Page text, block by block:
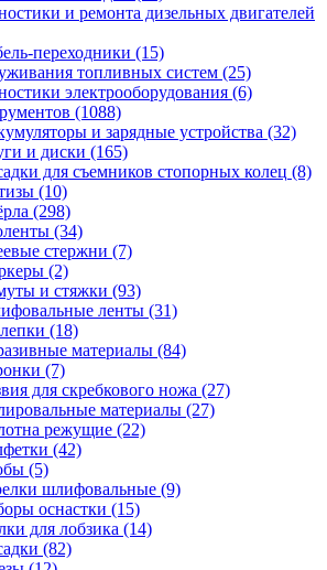
и ремонта дизельных двигателей
переходники (15)
топливных систем (25)
электрооборудования (6)
(1088)
и зарядные устройства (32)
и диски (165)
для съемников стопорных колец (8)
(10)
(298)
(34)
стержни (7)
(2)
и стяжки (93)
ленты (31)
(18)
материалы (84)
(7)
для скребкового ножа (27)
материалы (27)
режущие (22)
(42)
(5)
шлифовальные (9)
оснастки (15)
для лобзика (14)
(82)